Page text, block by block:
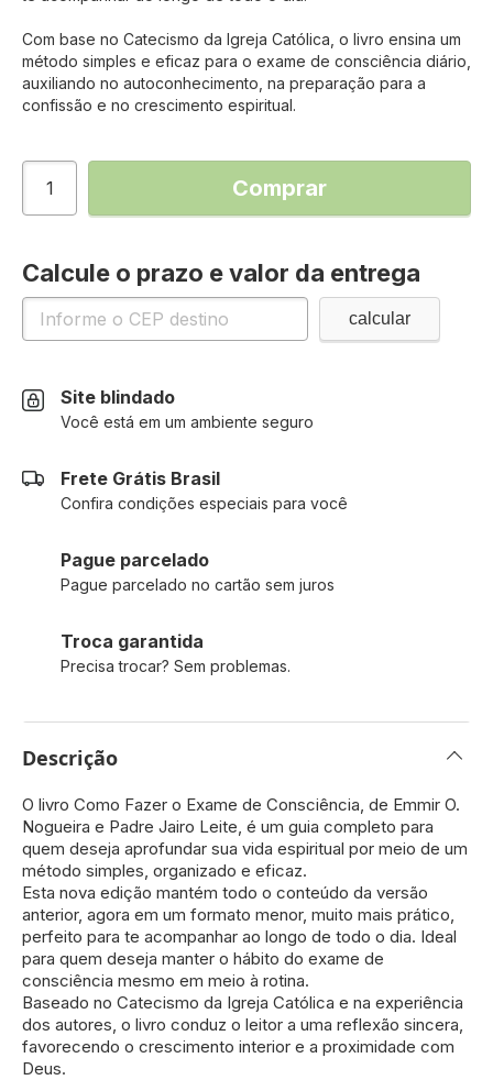
Com base no Catecismo da Igreja Católica, o livro ensina um
método simples e eficaz para o exame de consciência diário,
auxiliando no autoconhecimento, na preparação para a
confissão e no crescimento espiritual.
Comprar
Calcule o prazo e valor da entrega
Site blindado
Você está em um ambiente seguro
Frete Grátis Brasil
Confira condições especiais para você
Pague parcelado
Pague parcelado no cartão sem juros
Troca garantida
Precisa trocar? Sem problemas.
Descrição
O livro Como Fazer o Exame de Consciência, de Emmir O.
Nogueira e Padre Jairo Leite, é um guia completo para
quem deseja aprofundar sua vida espiritual por meio de um
método simples, organizado e eficaz.
Esta nova edição mantém todo o conteúdo da versão
anterior, agora em um formato menor, muito mais prático,
perfeito para te acompanhar ao longo de todo o dia. Ideal
para quem deseja manter o hábito do exame de
consciência mesmo em meio à rotina.
Baseado no Catecismo da Igreja Católica e na experiência
dos autores, o livro conduz o leitor a uma reflexão sincera,
favorecendo o crescimento interior e a proximidade com
Deus.